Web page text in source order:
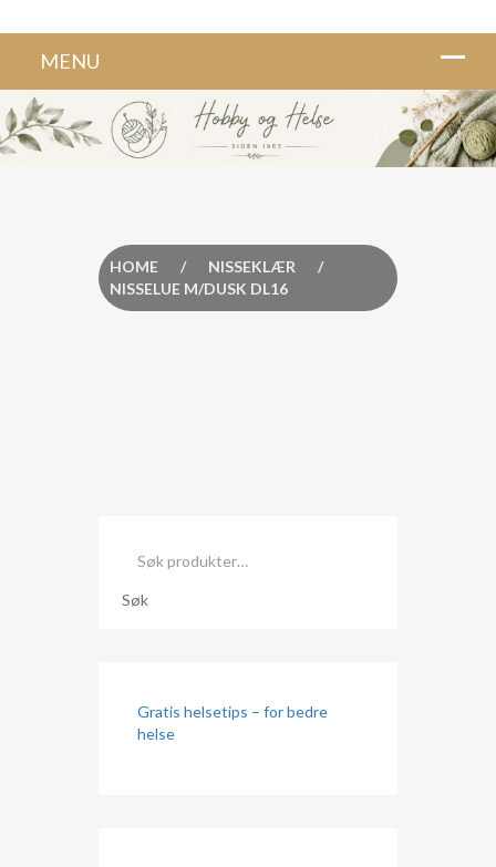
HOME / NISSEKLÆR
/
NISSELUE M/DUSK DL16
etter:
Søk
Gratis helsetips – for bedre
helse